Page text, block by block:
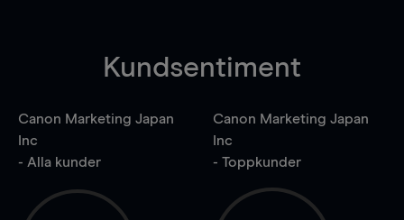
Kundsentiment
Canon Marketing Japan
Inc
- Alla kunder
Canon Marketing Japan
Inc
- Toppkunder